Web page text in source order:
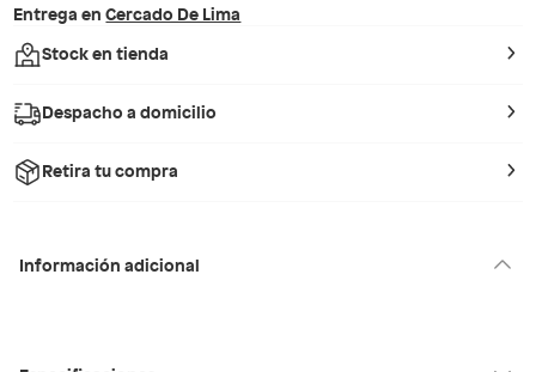
Entrega en Cercado De Lima
Stock en tienda
Despacho a domicilio
Retira tu compra
Información adicional